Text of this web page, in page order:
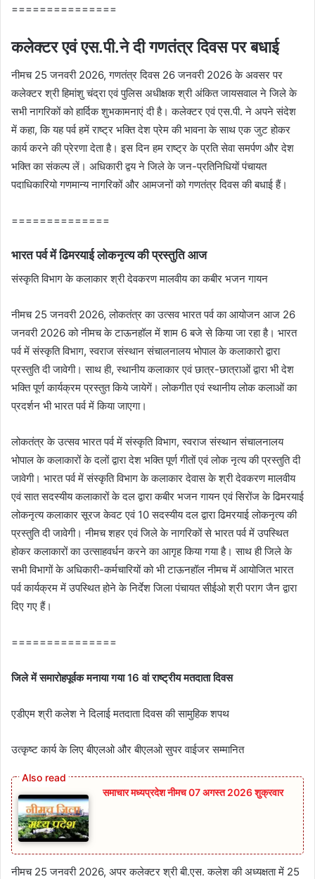
===============
कलेक्टर एवं एस.पी.ने दी गणतंत्र दिवस पर बधाई
नीमच 25 जनवरी 2026, गणतंत्र दिवस 26 जनवरी 2026 के अवसर पर
कलेक्टर श्री हिमांशु चंद्रा एवं पुलिस अधीक्षक श्री अंकित जायसवाल ने जिले के
सभी नागरिकों को हार्दिक शुभकामनाएं दी है। कलेक्‍टर एवं एस.पी. ने अपने संदेश
में कहा, कि यह पर्व हमें राष्ट्र भक्ति देश प्रेम की भावना के साथ एक जुट होकर
कार्य करने की प्रेरणा देता है। इस दिन हम राष्ट्र के प्रति सेवा समर्पण और देश
भक्ति का संकल्प लें। अधिकारी द्वय ने जिले के जन-प्रतिनिधियों पंचायत
पदाधिकारियो गणमान्‍य नागरिकों और आमजनों को गणतंत्र दिवस की बधाई हैं।
==============
भारत पर्व में ढिमरयाई लोकनृत्‍य की प्रस्‍तुति आज
संस्‍कृति‍ विभाग के कलाकार श्री देवकरण मालवीय का कबीर भजन गायन
नीमच 25 जनवरी 2026, लोकतंत्र का उत्सव भारत पर्व का आयोजन आज 26
जनवरी 2026 को नीमच के टाऊनहॉल में शाम 6 बजे से किया जा रहा है। भारत
पर्व में संस्‍कृति विभाग, स्‍वराज संस्‍थान संचालनालय भोपाल के कलाकारो द्वारा
प्रस्‍तुति दी जावेगी। साथ ही, स्‍थानीय कलाकार एवं छात्र-छात्राओं द्वारा भी देश
भक्ति पूर्ण कार्यक्रम प्रस्‍तुत किये जायेगें। लोकगीत एवं स्थानीय लोक कलाओं का
प्रदर्शन भी भारत पर्व में किया जाएगा।
लोकतंत्र के उत्‍सव भारत पर्व में संस्‍कृति विभाग, स्‍वराज संस्‍थान संचालनालय
भोपाल के कलाकारों के दलों द्वारा देश भक्ति पूर्ण गीतों एवं लोक नृत्‍य की प्रस्‍तुति दी
जावेगी। भारत पर्व में संस्‍कृति विभाग के कलाकार देवास के श्री देवकरण मालवीय
एवं सात सदस्‍यीय कलाकारों के दल द्वारा कबीर भजन गायन एवं सिरोंज के ढिमरयाई
लोकनृत्‍य कलाकार सूरज केवट एवं 10 सदस्‍यीय दल द्वारा ढिमरयाई लोकनृत्‍य की
प्रस्‍तुति दी जावेगी। नीमच शहर एवं जिले के नागरिकों से भारत पर्व में उपस्थित
होकर कलाकारों का उत्‍साहवर्धन करने का आगृह किया गया है। साथ ही जिले के
सभी विभागों के अधिकारी-कर्मचारियों को भी टाऊनहॉल नीमच में आयोजित भारत
पर्व कार्यक्रम में उपस्थित होने के निर्देश जिला पंचायत सीईओ श्री पराग जैन द्वारा
दिए गए हैं।
===============
जिले में समारोहपूर्वक मनाया गया 16 वां राष्‍ट्रीय मतदाता दिवस
एडीएम श्री कलेश ने दिलाई मतदाता दिवस की सामुहिक शपथ
उत्‍कृष्‍ट कार्य के लिए बीएलओ और बीएलओ सुपर वाईजर सम्‍मानित
समाचार मध्यप्रदेश नीमच 07 अगस्त 2026 शुक्रवार
नीमच 25 जनवरी 2026, अपर कलेक्टर श्री बी.एस. कलेश की अध्‍यक्षता में 25